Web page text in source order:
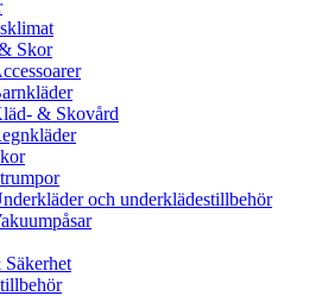
Skor
& Skovård
och underklädestillbehör